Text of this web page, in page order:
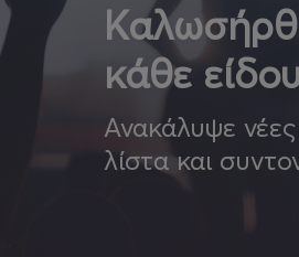
κάθε
Ανακάλυψε
λίστα και